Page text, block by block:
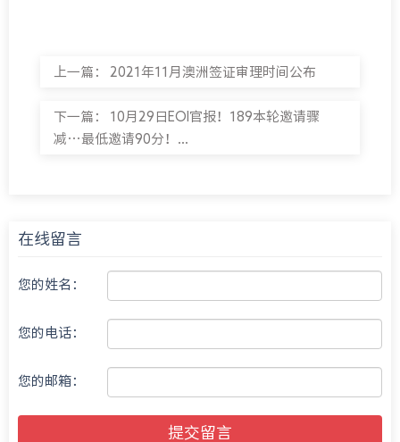
上一篇： 2021年11月澳洲签证审理时间公布
下一篇： 10月29日EOI官报！189本轮邀请骤
减…最低邀请90分！...
在线留言
您的姓名：
您的电话：
您的邮箱：
提交留言